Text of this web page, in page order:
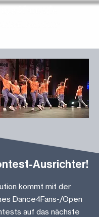
Ausrichter!
kommt mit der
Dance4Fans-/Open
auf das nächste